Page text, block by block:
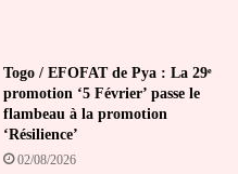
Togo / EFOFAT de Pya : La 29ᵉ
promotion ‘5 Février’ passe le
flambeau à la promotion
‘Résilience’
02/08/2026